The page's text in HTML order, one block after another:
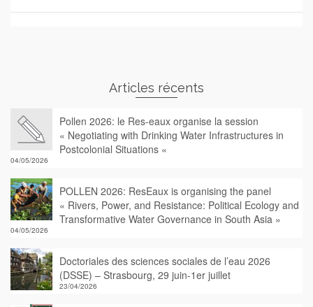
Articles récents
Pollen 2026: le Res-eaux organise la session
« Negotiating with Drinking Water Infrastructures in
Postcolonial Situations «
04/05/2026
POLLEN 2026: ResEaux is organising the panel
« Rivers, Power, and Resistance: Political Ecology and
Transformative Water Governance in South Asia »
04/05/2026
Doctoriales des sciences sociales de l’eau 2026
(DSSE) – Strasbourg, 29 juin-1er juillet
23/04/2026